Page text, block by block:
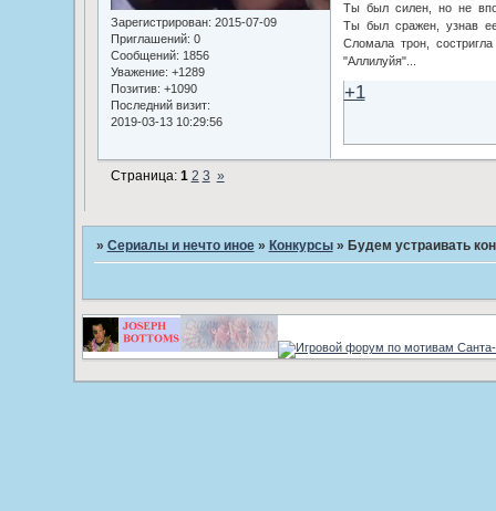
Зарегистрирован: 2015-07-09
Приглашений: 0
Сообщений: 1856
Уважение: +1289
Позитив: +1090
Последний визит:
2019-03-13 10:29:56
Ты был силен, но не
Ты был сражен, узнав
Сломала трон,
"Аллилуйя"...
+1
Страница: 1 2 3 »
» Сериалы и нечто иное » Конкурсы » Будем устраивать